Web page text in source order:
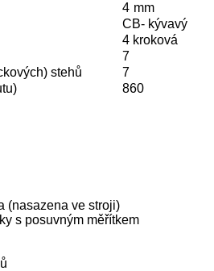
4 mm
CB- kývavý
4 kroková
7
stehů
7
860
(nasazena ve stroji)
s posuvným měřítkem